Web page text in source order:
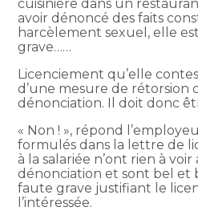
cuisinière dans un
avoir dénoncé des faits
harcèlement sexuel, elle
grave……
Licenciement qu’elle
d’une mesure de rétorsion
dénonciation. Il doit donc
« Non ! », répond
formulés dans la lettre de
à la salariée n’ont rien à
dénonciation et sont bel et
faute grave justifiant le
l’intéressée.